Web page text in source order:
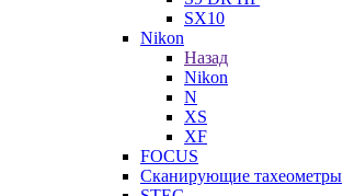
SX10
Nikon
Назад
Nikon
N
XS
XF
FOCUS
Сканирующие тахеометры